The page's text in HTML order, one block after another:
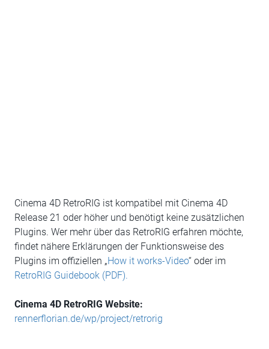
Cinema 4D RetroRIG ist kompatibel mit Cinema 4D
Release 21 oder höher und benötigt keine zusätzlichen
Plugins. Wer mehr über das RetroRIG erfahren möchte,
findet nähere Erklärungen der Funktionsweise des
Plugins im offiziellen „How it works-Video“ oder im
RetroRIG Guidebook (PDF).
Cinema 4D RetroRIG Website:
rennerflorian.de/wp/project/retrorig